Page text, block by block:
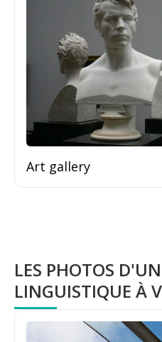
Art gallery
LES PHOTOS
LINGUISTIQUE À